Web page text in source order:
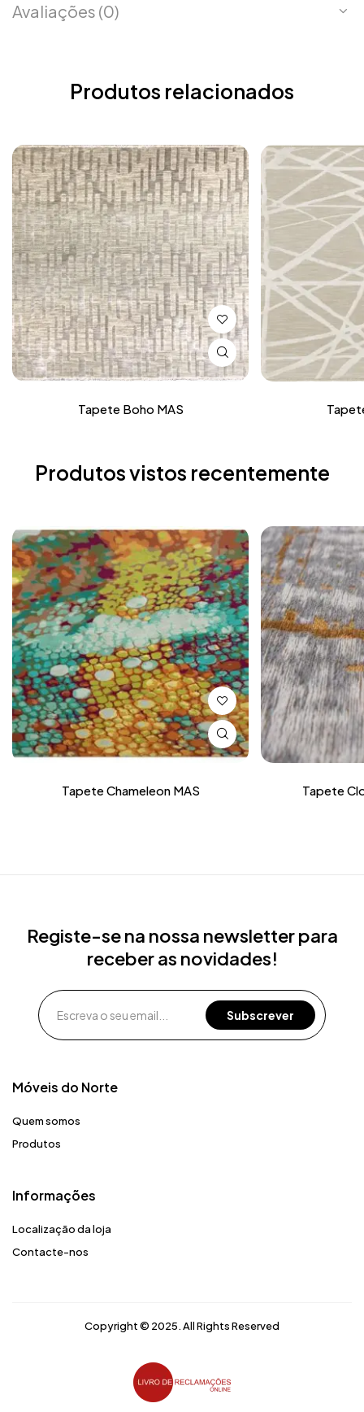
Avaliações (0)
Produtos relacionados
Tapete Boho MAS
Produtos vistos recentemente
Tapete Chameleon MAS Tapete
Móveis do Norte​
Quem somos
Produtos
Registe-se na nossa newsletter para
receber as novidades!
Informações
Localização da loja
Contacte-nos
Copyright © 2025. All Rights Reserved